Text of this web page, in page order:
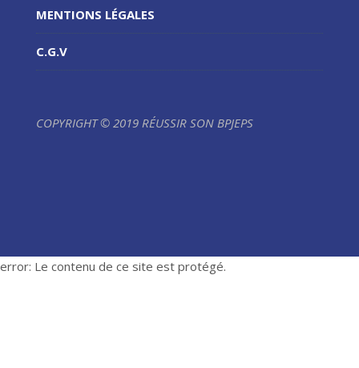
MENTIONS LÉGALES
C.G.V
COPYRIGHT © 2019 RÉUSSIR SON BPJEPS
error: Le contenu de ce site est protégé.